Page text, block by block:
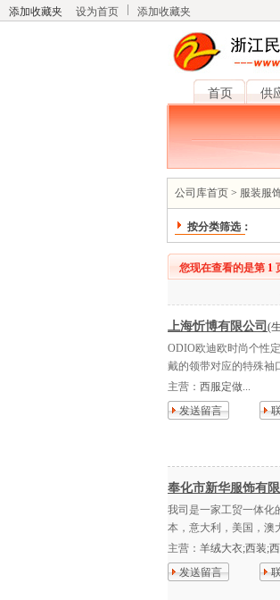
添加收藏夹 设为首页 添加收藏夹
首页 供
公司库首页 > 服装服
按分类筛选：
您现在查看的是第 1
上海忻博有限公司 (
ODIO欧迪欧时尚个性
戴的领带对应的特殊袖
主营： 西服定做...
发送留言
奉化市新华服饰有限
我司是一家工贸一体化
本，意大利，美国，澳
主营： 羊绒大衣;西装;
发送留言